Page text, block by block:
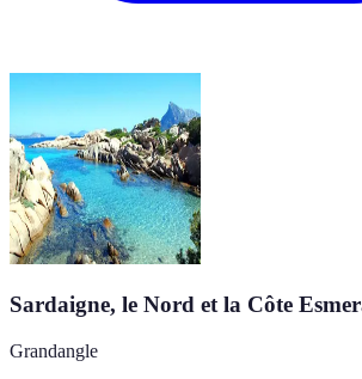
Sardaigne, le Nord et la Côte
Grandangle